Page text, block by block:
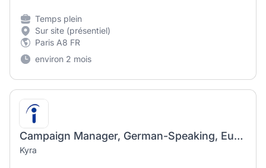
Temps plein
Sur site (présentiel)
Paris A8 FR
environ 2 mois
Campaign Manager, German-Speaking, Europe (Freelance)
Kyra